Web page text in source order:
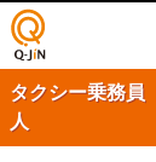
仕事
探し
の求
タクシー乗務員
人